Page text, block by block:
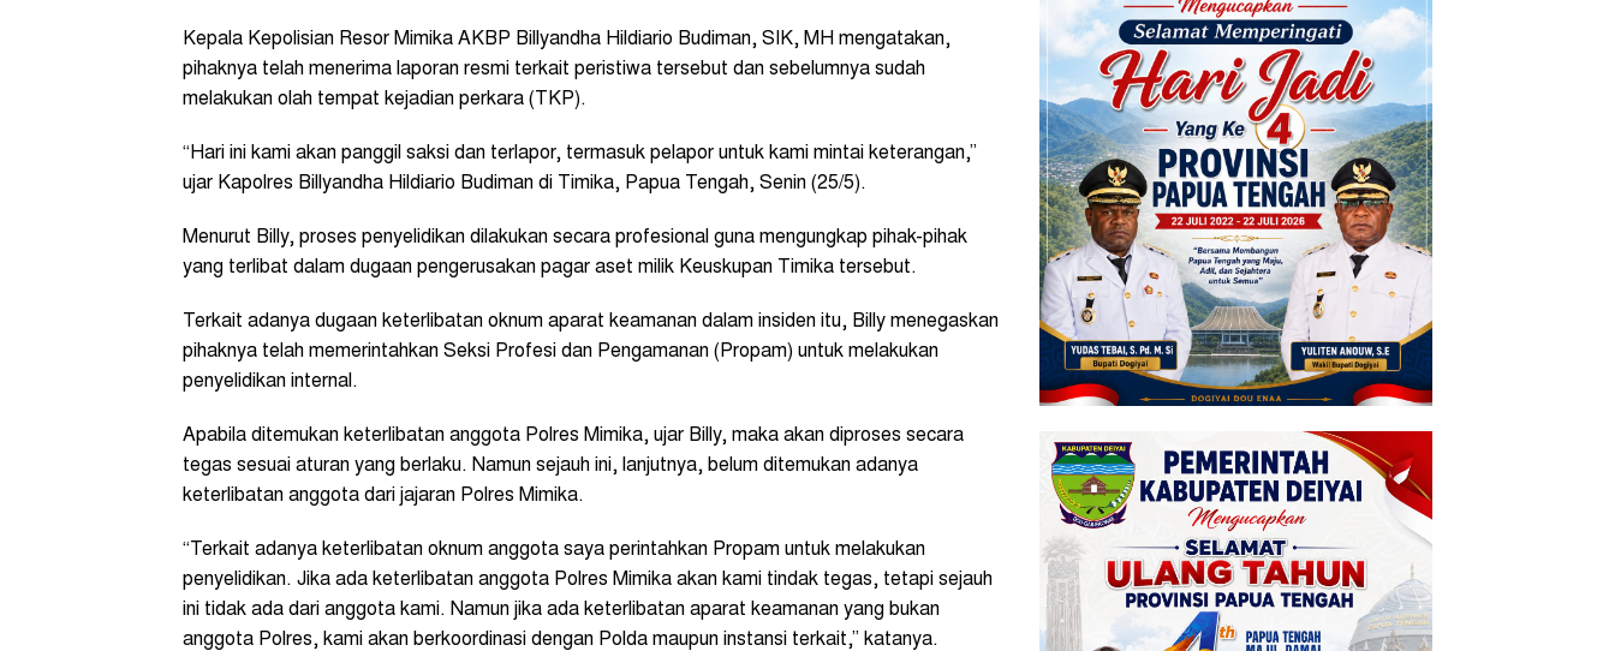
Kepala Kepolisian Resor Mimika AKBP Billyandha Hildiario Budiman, SIK, MH mengatakan,
pihaknya telah menerima laporan resmi terkait peristiwa tersebut dan sebelumnya sudah
melakukan olah tempat kejadian perkara (TKP).
“Hari ini kami akan panggil saksi dan terlapor, termasuk pelapor untuk kami mintai keterangan,”
ujar Kapolres Billyandha Hildiario Budiman di Timika, Papua Tengah, Senin (25/5).
Menurut Billy, proses penyelidikan dilakukan secara profesional guna mengungkap pihak-pihak
yang terlibat dalam dugaan pengerusakan pagar aset milik Keuskupan Timika tersebut.
Terkait adanya dugaan keterlibatan oknum aparat keamanan dalam insiden itu, Billy menegaskan
pihaknya telah memerintahkan Seksi Profesi dan Pengamanan (Propam) untuk melakukan
penyelidikan internal.
Apabila ditemukan keterlibatan anggota Polres Mimika, ujar Billy, maka akan diproses secara
tegas sesuai aturan yang berlaku. Namun sejauh ini, lanjutnya, belum ditemukan adanya
keterlibatan anggota dari jajaran Polres Mimika.
“Terkait adanya keterlibatan oknum anggota saya perintahkan Propam untuk melakukan
penyelidikan. Jika ada keterlibatan anggota Polres Mimika akan kami tindak tegas, tetapi sejauh
ini tidak ada dari anggota kami. Namun jika ada keterlibatan aparat keamanan yang bukan
anggota Polres, kami akan berkoordinasi dengan Polda maupun instansi terkait,” katanya.